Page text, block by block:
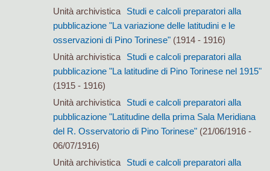
Unità archivistica
Studi e calcoli preparatori alla
pubblicazione "La variazione delle latitudini e le
osservazioni di Pino Torinese"(1914 - 1916)
Unità archivistica
Studi e calcoli preparatori alla
pubblicazione "La latitudine di Pino Torinese nel 1915"
(1915 - 1916)
Unità archivistica
Studi e calcoli preparatori alla
pubblicazione "Latitudine della prima Sala Meridiana
del R. Osservatorio di Pino Torinese"(21/06/1916 -
06/07/1916)
Unità archivistica
Studi e calcoli preparatori alla